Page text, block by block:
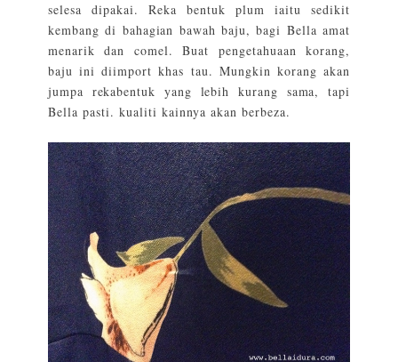
selesa dipakai. Reka bentuk plum iaitu sedikit
kembang di bahagian bawah baju, bagi Bella amat
menarik dan comel. Buat pengetahuaan korang,
baju ini diimport khas tau. Mungkin korang akan
jumpa rekabentuk yang lebih kurang sama, tapi
Bella pasti. kualiti kainnya akan berbeza.